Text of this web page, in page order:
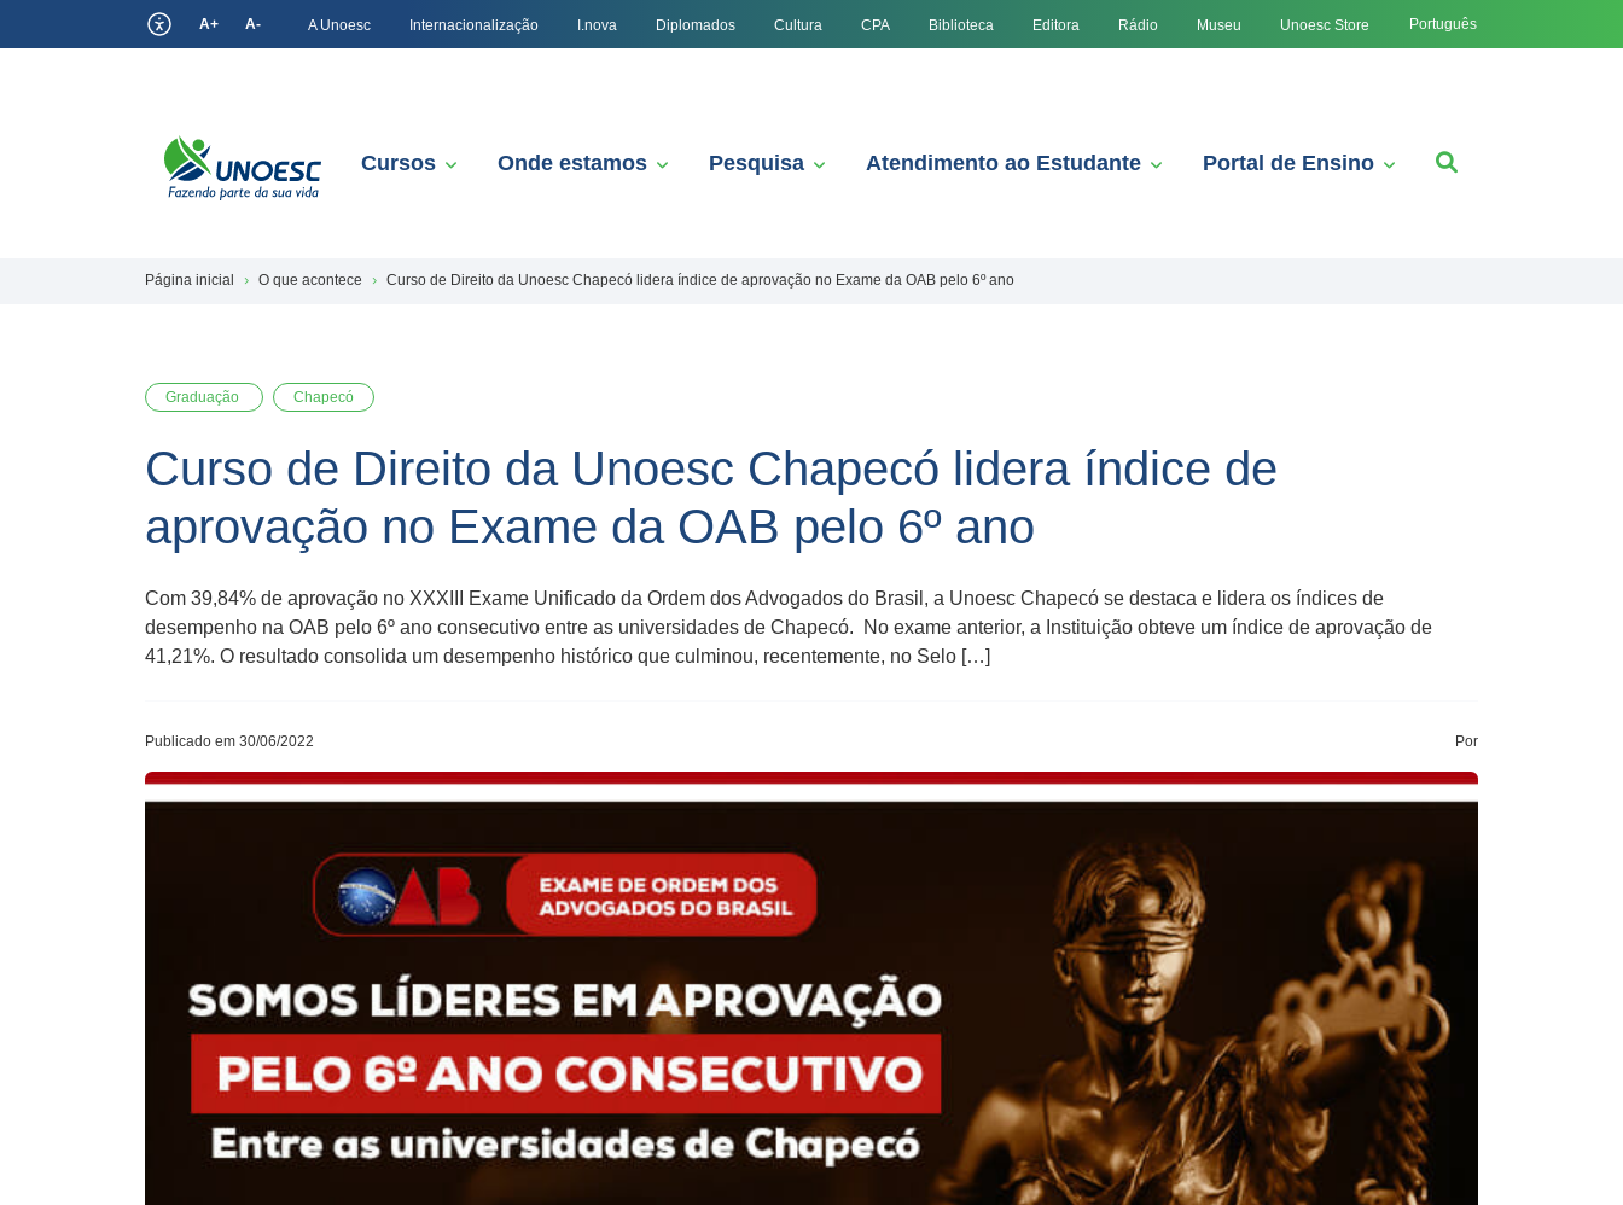
A+ A- A Unoesc Internacionalização I.nova Diplomados Cultura CPA Biblioteca Editora Rádio Museu Unoesc Store Português
Cursos Onde estamos Pesquisa Atendimento ao Estudante Portal de Ensino
Página inicial O que acontece Curso de Direito da Unoesc Chapecó lidera índice de aprovação no Exame da OAB pelo 6º ano
Graduação Chapecó
Curso de Direito da Unoesc Chapecó lidera índice de
aprovação no Exame da OAB pelo 6º ano
Com 39,84% de aprovação no XXXIII Exame Unificado da Ordem dos Advogados do Brasil, a Unoesc Chapecó se destaca e lidera os índices de
desempenho na OAB pelo 6º ano consecutivo entre as universidades de Chapecó. No exame anterior, a Instituição obteve um índice de aprovação de
41,21%. O resultado consolida um desempenho histórico que culminou, recentemente, no Selo […]
Publicado em 30/06/2022 Por